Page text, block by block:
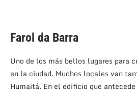
Farol da Barra
Uno de los más bellos lugares para
en la ciudad. Muchos locales van
Humaitá. En el edificio que